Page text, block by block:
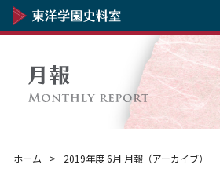
ホーム 2019年度 6月 月報（アーカイブ）